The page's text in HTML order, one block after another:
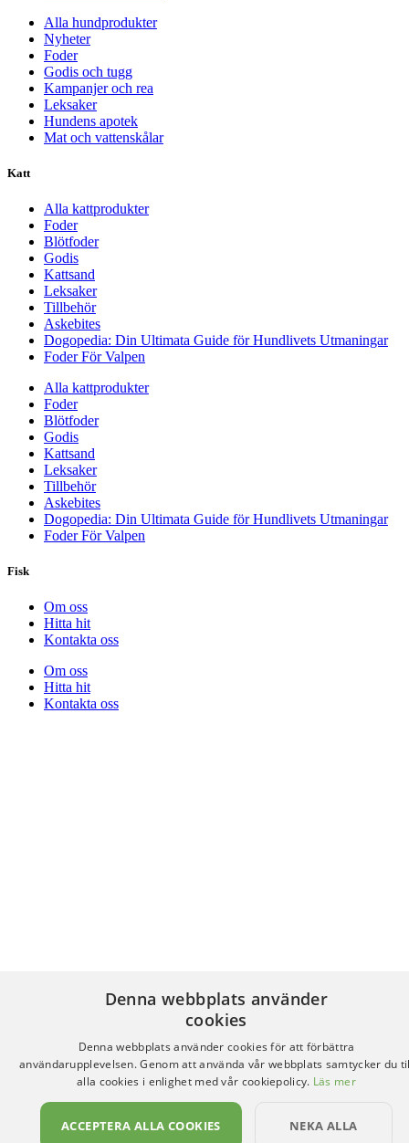
Alla hundprodukter
Nyheter
Foder
Godis och tugg
Kampanjer och rea
Leksaker
Hundens apotek
Mat och vattenskålar
Katt
Alla kattprodukter
Foder
Blötfoder
Godis
Kattsand
Leksaker
Tillbehör
Askebites
Dogopedia: Din Ultimata Guide för Hundlivets Utmaningar
Foder För Valpen
Alla kattprodukter
Foder
Blötfoder
Godis
Kattsand
Leksaker
Tillbehör
Askebites
Dogopedia: Din Ultimata Guide för Hundlivets Utmaningar
Foder För Valpen
Fisk
Om oss
Hitta hit
Kontakta oss
Om oss
Hitta hit
Kontakta oss
Denna webbplats använder
cookies
Denna webbplats använder cookies för att förbättra
användarupplevelsen. Genom att använda vår webbplats samtycker du
alla cookies i enlighet med vår cookiepolicy. Läs mer
ACCEPTERA ALLA COOKIES NEKA ALLA